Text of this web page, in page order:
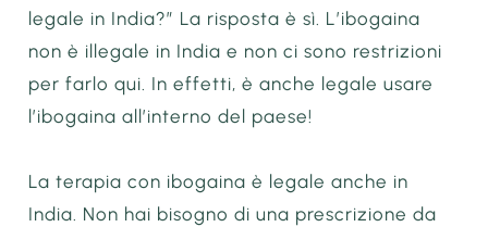
legale in India?” La risposta è sì. L’ibogaina
non è illegale in India e non ci sono restrizioni
per farlo qui. In effetti, è anche legale usare
l’ibogaina all’interno del paese!
La terapia con ibogaina è legale anche in
India. Non hai bisogno di una prescrizione da